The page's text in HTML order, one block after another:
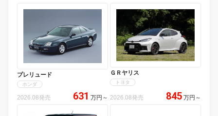
プレリュード
ホンダ
2026.08発売 631 万円 ～
ＧＲヤリス
トヨタ
2026.08発売 845 万円 ～